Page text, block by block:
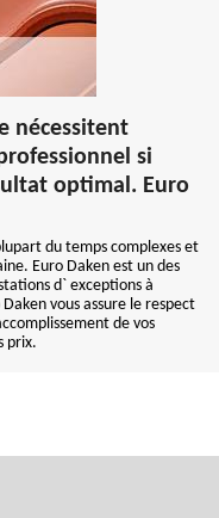
nécessitent
si
optimal. Euro
du temps complexes et
Euro Daken est un des
d` exceptions à
vous assure le respect
de vos
prix.